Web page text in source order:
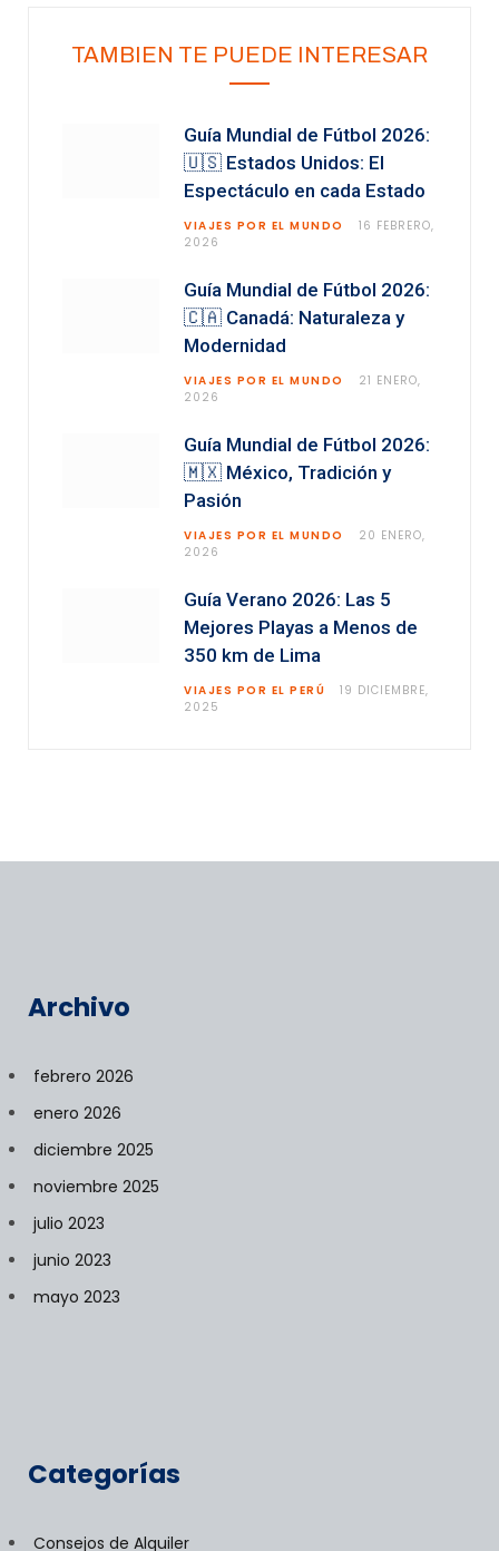
TAMBIEN TE PUEDE INTERESAR
Guía Mundial de Fútbol 2026:
🇺🇸 Estados Unidos: El
Espectáculo en cada Estado
VIAJES POR EL MUNDO
16 FEBRERO,
2026
Guía Mundial de Fútbol 2026:
🇨🇦 Canadá: Naturaleza y
Modernidad
VIAJES POR EL MUNDO
21 ENERO,
2026
Guía Mundial de Fútbol 2026:
🇲🇽 México, Tradición y
Pasión
VIAJES POR EL MUNDO
20 ENERO,
2026
Guía Verano 2026: Las 5
Mejores Playas a Menos de
350 km de Lima
VIAJES POR EL PERÚ
19 DICIEMBRE,
2025
Archivo
febrero 2026
enero 2026
diciembre 2025
noviembre 2025
julio 2023
junio 2023
mayo 2023
Categorías
Consejos de Alquiler